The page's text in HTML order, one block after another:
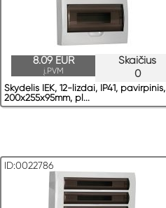
Skaičius
0
8.09 EUR
į.PVM
Skydelis IEK, 12-lizdai, IP41, pavirрinis,
200x255x95mm, pl...
ID:0022786